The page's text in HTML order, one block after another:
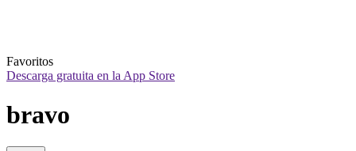
Favoritos
Descarga gratuita en la App Store
bravo